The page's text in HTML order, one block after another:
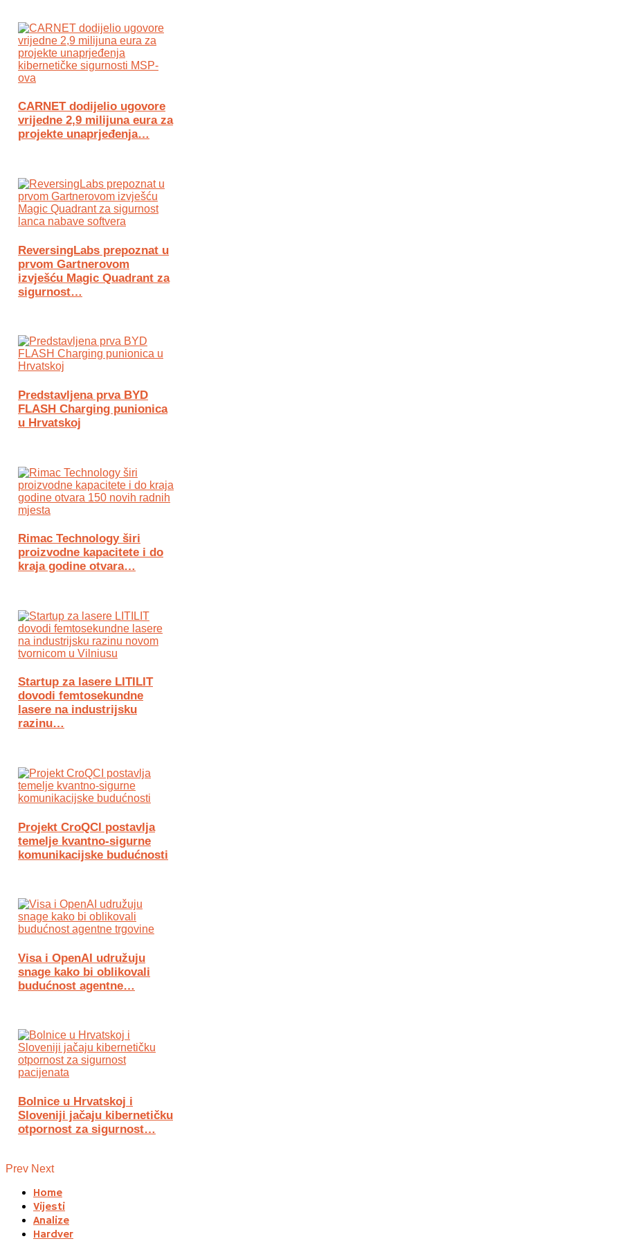
CARNET dodijelio ugovore
vrijedne 2,9 milijuna eura za
projekte unaprjeđenja…
ReversingLabs prepoznat u
prvom Gartnerovom
izvješću Magic Quadrant za
sigurnost…
Predstavljena prva BYD
FLASH Charging punionica
u Hrvatskoj
Rimac Technology širi
proizvodne kapacitete i do
kraja godine otvara…
Startup za lasere LITILIT
dovodi femtosekundne
lasere na industrijsku
razinu…
Projekt CroQCI postavlja
temelje kvantno-sigurne
komunikacijske budućnosti
Visa i OpenAI udružuju
snage kako bi oblikovali
budućnost agentne…
Bolnice u Hrvatskoj i
Sloveniji jačaju kibernetičku
otpornost za sigurnost…
Prev Next
Home
Vijesti
Analize
Hardver